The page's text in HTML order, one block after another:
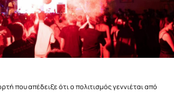
που απέδειξε ότι ο πολιτισμός γεννιέται από